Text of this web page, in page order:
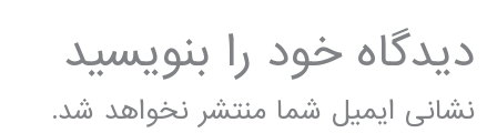
دیدگاه‌ خود را بنویسید
نشانی ایمیل شما منتشر نخواهد شد.